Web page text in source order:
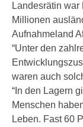
Landesrätin
Millionen
Aufnahmeland
“Unter den
waren auch
“In den Lagern
Menschen
Leben. Fast 60